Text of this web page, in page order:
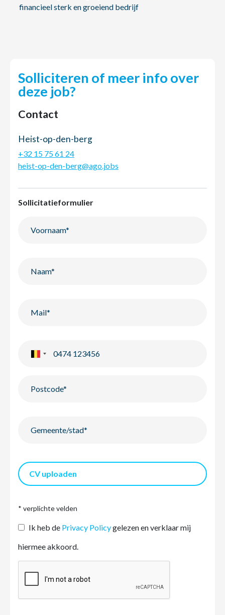
financieel sterk en groeiend bedrijf
Solliciteren of meer info over
deze job?
Contact
Heist-op-den-berg
+32 15 75 61 24
heist-op-den-berg@ago.jobs
Sollicitatieformulier
CV uploaden
* verplichte velden
Ik heb de Privacy Policygelezen en verklaar mij
hiermee akkoord.